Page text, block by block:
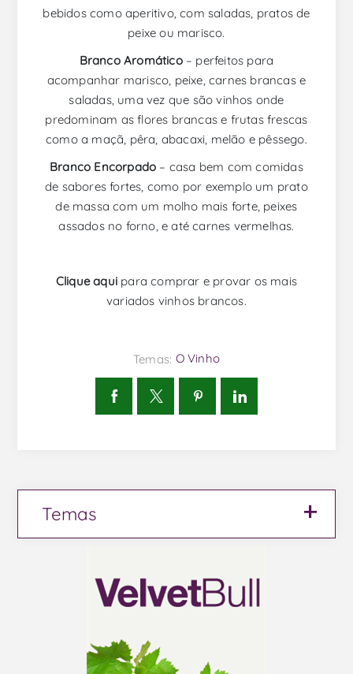
bebidos como aperitivo, com saladas, pratos de
peixe ou marisco.
Branco Aromático– perfeitos para
acompanhar marisco, peixe, carnes brancas e
saladas, uma vez que são vinhos onde
predominam as flores brancas e frutas frescas
como a maçã, pêra, abacaxi, melão e pêssego.
Branco Encorpado – casa bem com comidas
de sabores fortes, como por exemplo um prato
de massa com um molho mais forte, peixes
assados no forno, e até carnes vermelhas.
Clique aqui para comprar e provar os mais
variados vinhos brancos.
Temas: O Vinho
Temas